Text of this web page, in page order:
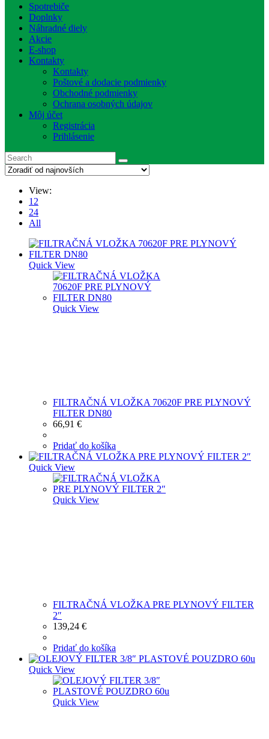
Spotrebiče
Doplnky
Náhradné diely
Akcie
E-shop
Kontakty
Kontakty
Poštové a dodacie podmienky
Obchodné podmienky
Ochrana osobných údajov
Môj účet
Registrácia
Prihlásenie
View:
12
24
All
Quick View
Quick View
FILTRAČNÁ VLOŽKA 70620F PRE PLYNOVÝ
FILTER DN80
66,91 €
Pridať do košíka
Quick View
Quick View
FILTRAČNÁ VLOŽKA PRE PLYNOVÝ FILTER
2″
139,24 €
Pridať do košíka
Quick View
Quick View